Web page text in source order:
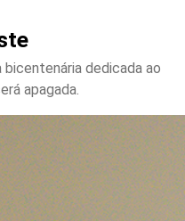
dedicada ao
apagada.